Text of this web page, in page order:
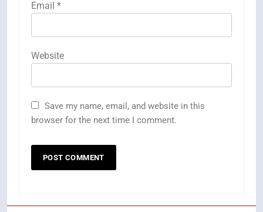
Email *
Website
Save my name, email, and website in this
browser for the next time I comment.